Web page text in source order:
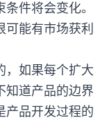
件将会变化。
能有市场获利
，如果每个扩大
知道产品的边界
产品开发过程的